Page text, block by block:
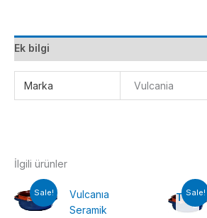
Ek bilgi
Marka Vulcania
İlgili ürünler
Sale!
Vulcanıa
Seramik
Sale!